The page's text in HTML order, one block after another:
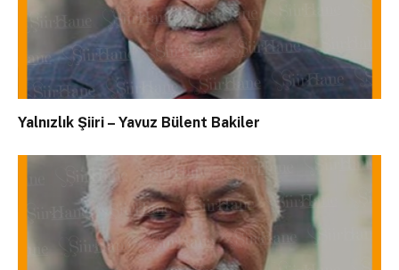
Yalnızlık Şiiri – Yavuz Bülent Bakiler